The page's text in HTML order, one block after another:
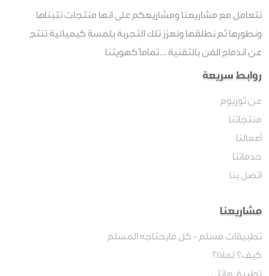
نتعامل مع مشاريعنا ومشاريعكم على انها منتجات نتبناها
ونطورها ثم نطلقها ونعزز تلك التجربة بلمسة كيميائية تنتج
عن اندماج الفن بالتقنية ...تماماً كهويتنا
روابط سريعة
عن توريوم
منتجاتنا
أعمالنا
خدماتنا
اتصل بنا
مشاريعنا
تطبيقات مسلم - كل مايحتاجه المسلم
كيف؟ لماذا؟